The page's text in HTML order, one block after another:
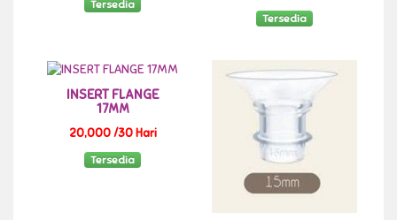
Tersedia
Tersedia
INSERT FLANGE
17MM
20,000 /30 Hari
Tersedia